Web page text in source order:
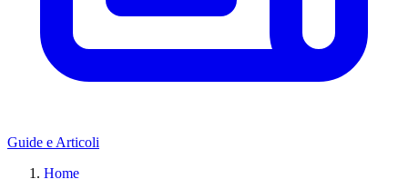
Guide e Articoli
Home